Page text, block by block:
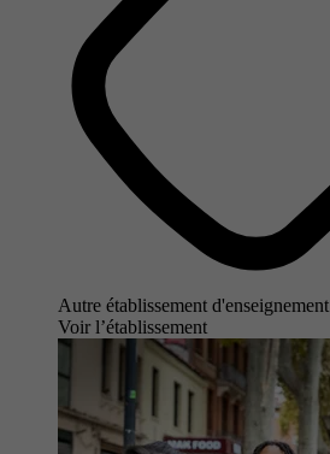
Autre établissement d'enseignement
Voir l’établissement